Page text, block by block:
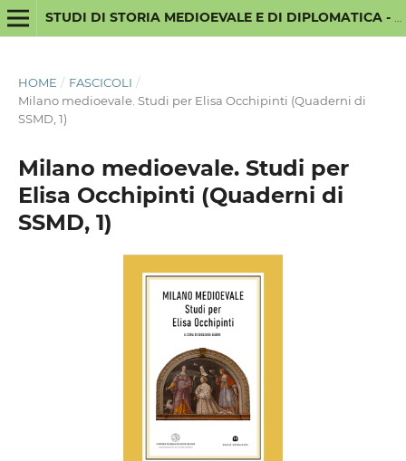
HOME / FASCICOLI /
Milano medioevale. Studi per Elisa Occhipinti (Quaderni di
SSMD, 1)
Milano medioevale. Studi per
Elisa Occhipinti (Quaderni di
SSMD, 1)